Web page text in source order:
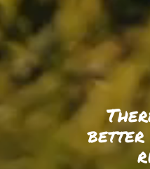
better